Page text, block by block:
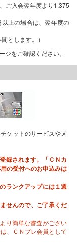
ご入会翌年度より1,375
上の場合は、翌年度の
とします。）
をご確認ください。
ケットのサービスやメ
録されます。「ＣＮカ
の受付へのお申込みは
ランクアップには１週
せんので、ご了承くだ
り簡単な審査がござい
、ＣＮプレ会員として